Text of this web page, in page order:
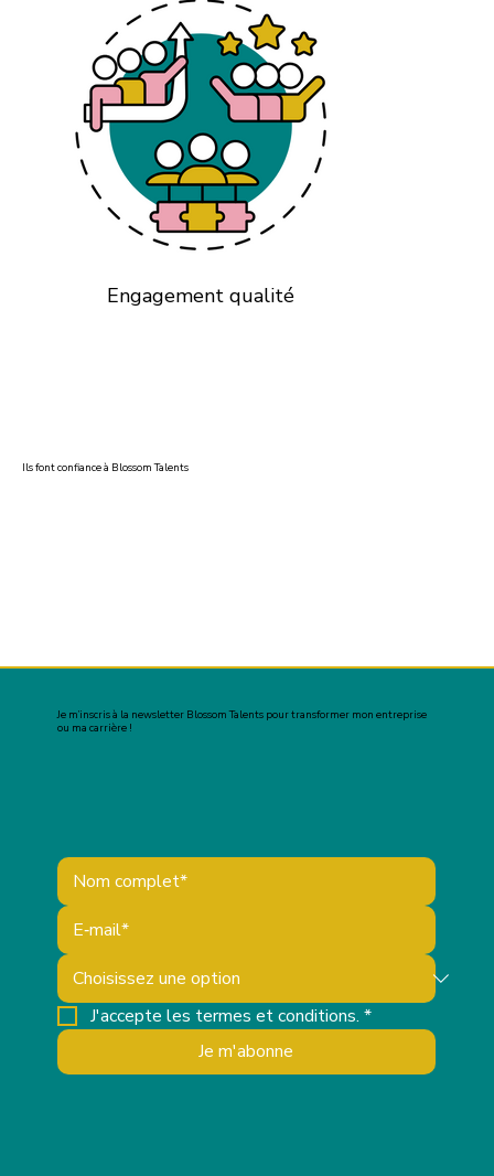
Engagement qualité
Ils font confiance à Blossom Talents
Je m’inscris à la newsletter Blossom Talents pour transformer mon entreprise
ou ma carrière !
J'accepte les termes et conditions. *
Je m'abonne